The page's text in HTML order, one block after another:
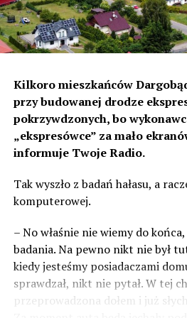
Kilkoro mieszkańców
przy budowanej drodze
pokrzywdzonych, bo
„ekspresówce” za mało
informuje Twoje Radio.
Tak wyszło z badań hałasu, a
komputerowej.
– No właśnie nie wiemy do
badania. Na pewno nikt nie był
kiedy jesteśmy posiadaczami
sprawdzał, nikt nie pytał. W tej
przeprowadzona dołem i już